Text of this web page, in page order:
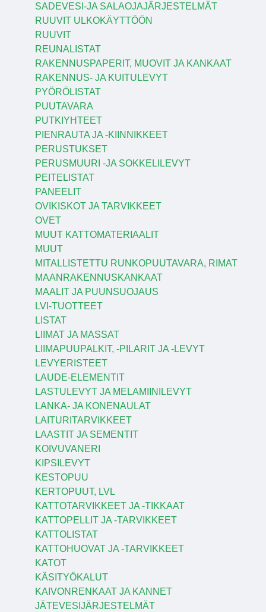
SADEVESI-JA SALAOJAJÄRJESTELMÄT
RUUVIT ULKOKÄYTTÖÖN
RUUVIT
REUNALISTAT
RAKENNUSPAPERIT, MUOVIT JA KANKAAT
RAKENNUS- JA KUITULEVYT
PYÖRÖLISTAT
PUUTAVARA
PUTKIYHTEET
PIENRAUTA JA -KIINNIKKEET
PERUSTUKSET
PERUSMUURI -JA SOKKELILEVYT
PEITELISTAT
PANEELIT
OVIKISKOT JA TARVIKKEET
OVET
MUUT KATTOMATERIAALIT
MUUT
MITALLISTETTU RUNKOPUUTAVARA, RIMAT
MAANRAKENNUSKANKAAT
MAALIT JA PUUNSUOJAUS
LVI-TUOTTEET
LISTAT
LIIMAT JA MASSAT
LIIMAPUUPALKIT, -PILARIT JA -LEVYT
LEVYERISTEET
LAUDE-ELEMENTIT
LASTULEVYT JA MELAMIINILEVYT
LANKA- JA KONENAULAT
LAITURITARVIKKEET
LAASTIT JA SEMENTIT
KOIVUVANERI
KIPSILEVYT
KESTOPUU
KERTOPUUT, LVL
KATTOTARVIKKEET JA -TIKKAAT
KATTOPELLIT JA -TARVIKKEET
KATTOLISTAT
KATTOHUOVAT JA -TARVIKKEET
KATOT
KÄSITYÖKALUT
KAIVONRENKAAT JA KANNET
JÄTEVESIJÄRJESTELMÄT